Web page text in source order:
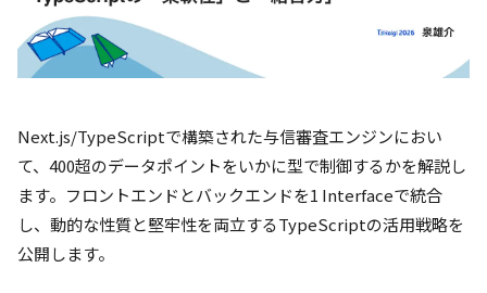
Next.js/TypeScriptで構築された与信審査エンジンにおい
て、400超のデータポイントをいかに型で制御するかを解説し
ます。フロントエンドとバックエンドを1 Interfaceで統合
し、動的な性質と堅牢性を両立するTypeScriptの活用戦略を
公開します。